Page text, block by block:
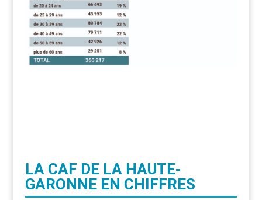
LA CAF DE LA HAUTE-
GARONNE EN CHIFFRES